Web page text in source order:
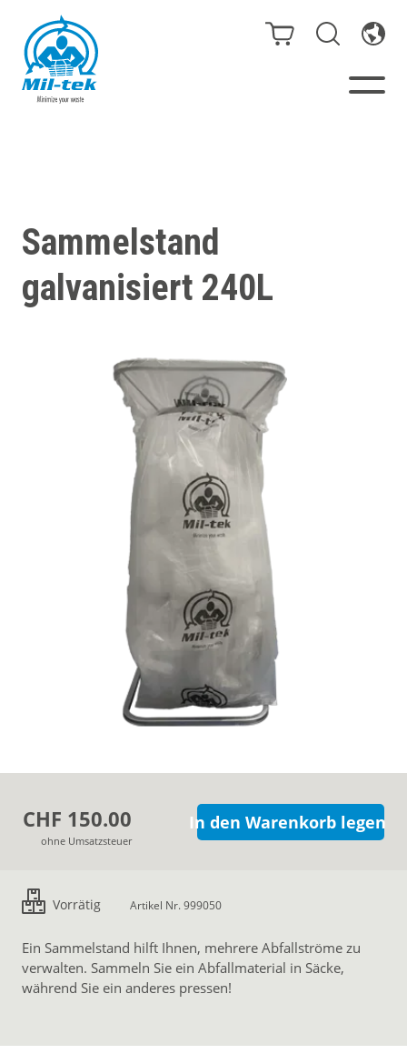
Ihr Unternehmen
Kundenfälle
Über Mil-tek
Kontakt
Sammelstand
galvanisiert 240L
CHF 150.00
ohne Umsatzsteuer
In den Warenkorb legen
Vorrätig Artikel Nr. 999050
Ein Sammelstand hilft Ihnen, mehrere Abfallströme zu
verwalten. Sammeln Sie ein Abfallmaterial in Säcke,
während Sie ein anderes pressen!